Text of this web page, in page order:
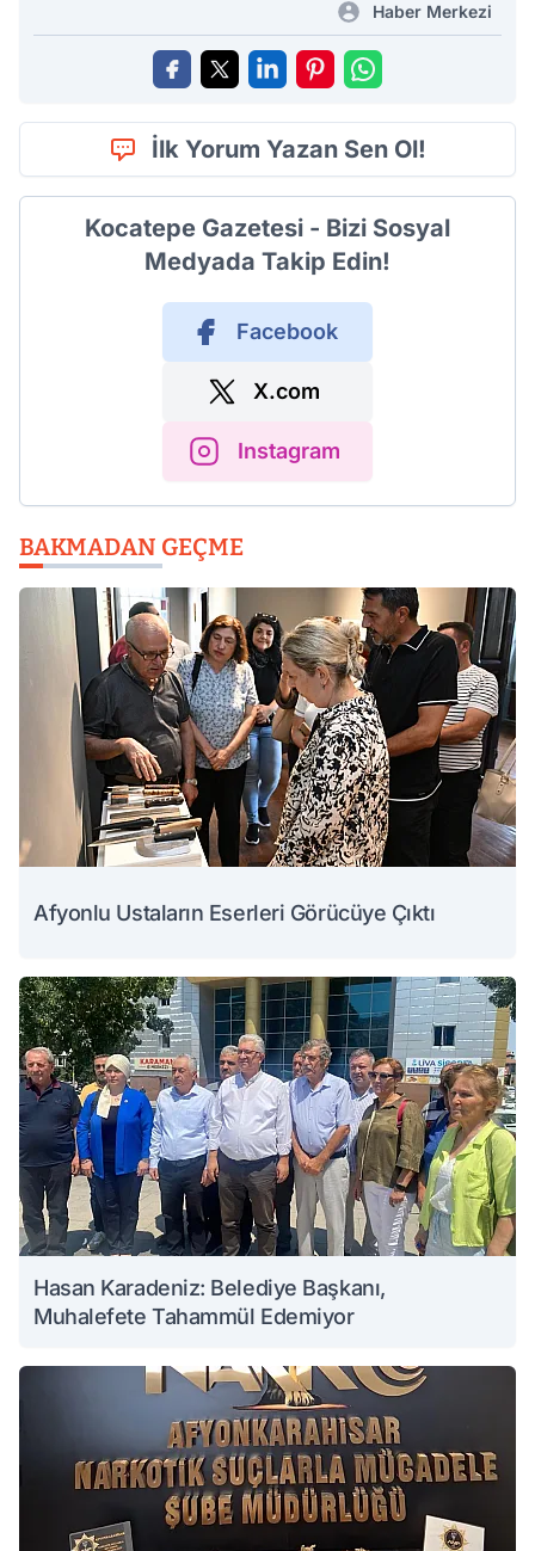
Haber Merkezi
İlk Yorum Yazan Sen Ol!
Kocatepe Gazetesi - Bizi Sosyal
Medyada Takip Edin!
Facebook
X.com
Instagram
BAKMADAN GEÇME
Afyonlu Ustaların Eserleri Görücüye Çıktı
Hasan Karadeniz: Belediye Başkanı,
Muhalefete Tahammül Edemiyor